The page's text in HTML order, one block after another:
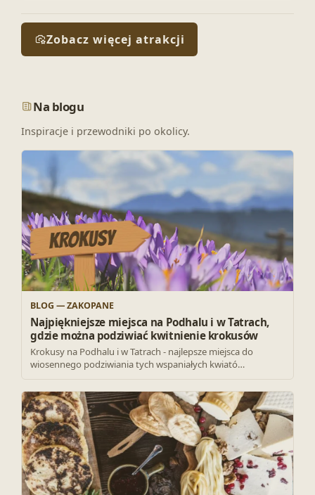
Zobacz więcej atrakcji
Na blogu
Inspiracje i przewodniki po okolicy.
BLOG — ZAKOPANE
Najpiękniejsze miejsca na Podhalu i w Tatrach,
gdzie można podziwiać kwitnienie krokusów
Krokusy na Podhalu i w Tatrach - najlepsze miejsca do
wiosennego podziwiania tych wspaniałych kwiató…